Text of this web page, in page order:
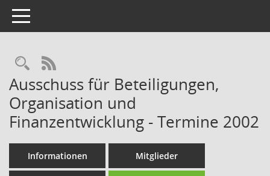
Toggle navigation
Rechercheauswahl
RSS-Feed
Ausschuss für Beteiligungen,
Organisation und
Finanzentwicklung - Termine 2002
Informationen Mitglieder